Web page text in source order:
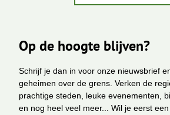
Op de hoogte blijven?
Schrijf je dan in voor onze nieuwsbrief
geheimen over de grens. Verken de
prachtige steden, leuke evenementen,
en nog heel veel meer... Wil je eerst